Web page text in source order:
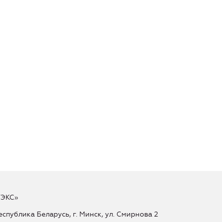
Беларусь, г. Минск, ул. Смирнова 2